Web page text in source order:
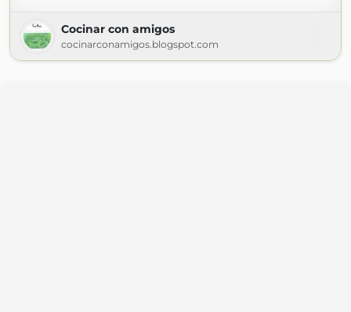
Cocinar con amigos
cocinarconamigos.blogspot.com